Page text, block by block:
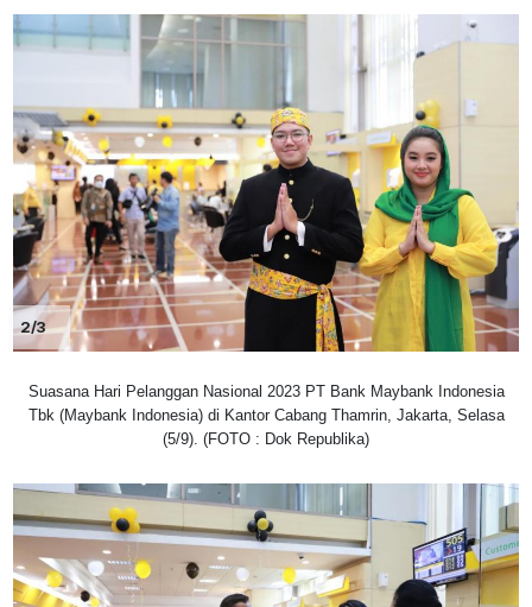
2/3
Suasana Hari Pelanggan Nasional 2023 PT Bank Maybank Indonesia
Tbk (Maybank Indonesia) di Kantor Cabang Thamrin, Jakarta, Selasa
(5/9). (FOTO : Dok Republika)